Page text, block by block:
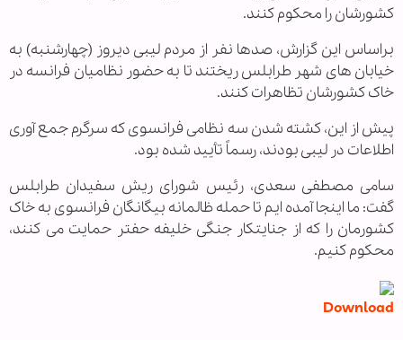
کشورشان را محکوم کنند.
براساس این گزارش، صدها نفر از مردم لیبی دیروز (چهارشنبه) به
خیابان های شهر طرابلس ریختند تا به حضور نظامیان فرانسه در
خاک کشورشان تظاهرات کنند.
پیش از این، کشته شدن سه نظامی فرانسوی که سرگرم جمع آوری
اطلاعات در لیبی بودند، رسماً تأیید شده بود.
سامی مصطفی سعدی، رئیس شورای ریش سفیدان طرابلس
گفت: ما اینجا آمده ایم تا حمله ظالمانه بیگانگان فرانسوی به خاک
کشورمان را که از جنایتکار جنگی خلیفه حفتر حمایت می کنند،
محکوم کنیم.
Download